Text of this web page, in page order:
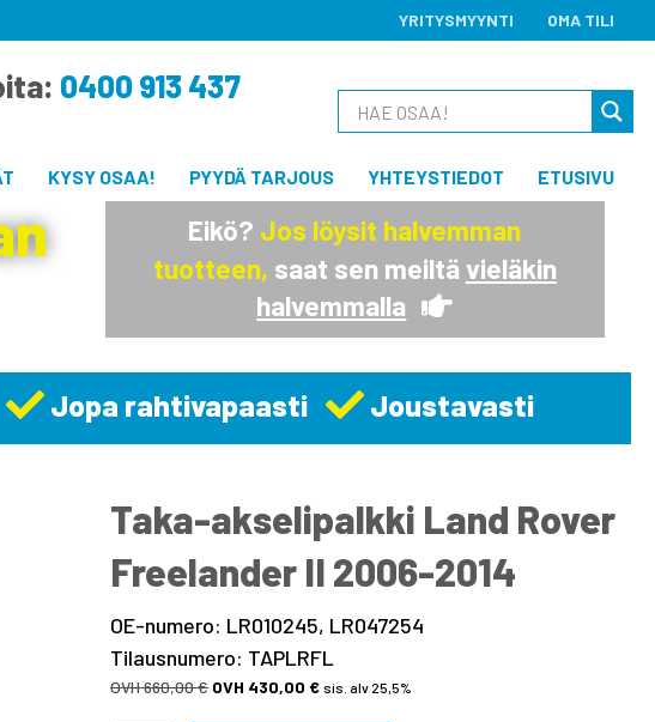
YRITYSMYYNTI OMA TILI
0400 913 437
KYSY OSAA! PYYDÄ TARJOUS YHTEYSTIEDOT ETUSIVU
Eikö? Jos löysit halvemman
tuotteen, saat sen meiltä vieläkin
halvemmalla
Jopa rahtivapaasti Joustavasti
Taka-akselipalkki Land Rover
Freelander II 2006-2014
OE-numero: LR010245, LR047254
Tilausnumero: TAPLRFL
660,00€ Alkuperäinen
430,00€Nykyinen
sis. alv 25,5%